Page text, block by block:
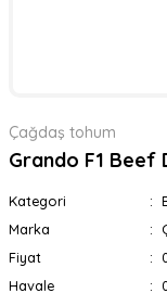
Çağdaş tohum
Grando F1 Beef
Kategori
Marka
Fiyat
Havale